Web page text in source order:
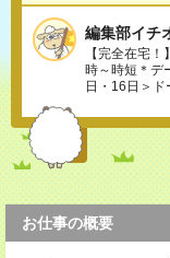
編集部イチ
【完全在宅
時～時短＊デ
日・16日＞
お仕事の概要